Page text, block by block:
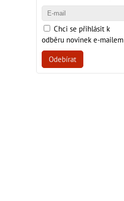
Chci se přihlásit k
odběru novinek e-mailem
Odebírat